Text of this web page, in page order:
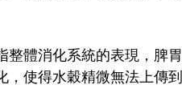
整體消化系統的表現，脾
，使得水穀精微無法上傳